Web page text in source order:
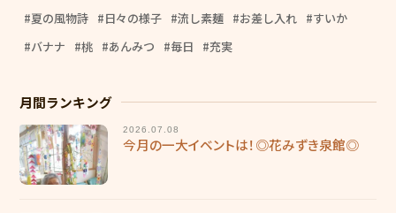
夏の風物詩
日々の様子 流し素麺 お差し入れ
すいか
バナナ
桃 あんみつ 毎日 充実
月間ランキング
2026.07.08
今月の一大イベントは！◎花みずき泉館◎